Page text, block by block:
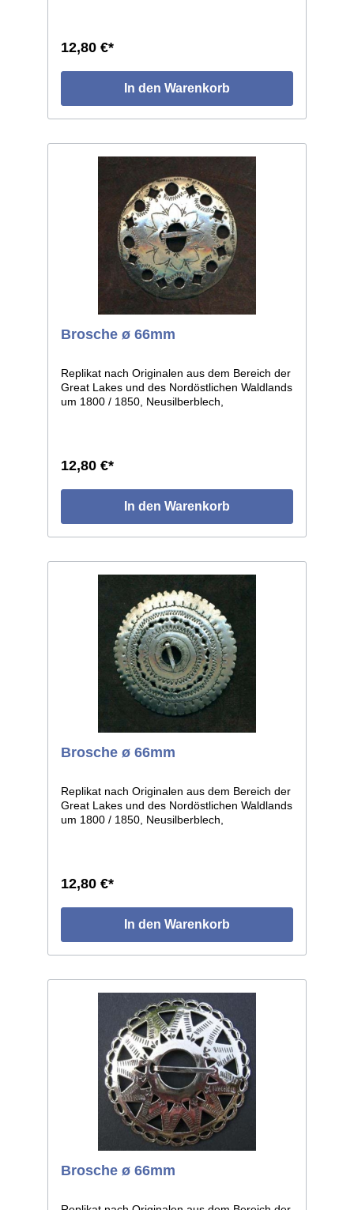
Handarbeit gefertigt. Größe: ø ca.65mm.
12,80 €*
In den Warenkorb
Brosche ø 66mm
Replikat nach Originalen aus dem Bereich der
Great Lakes und des Nordöstlichen Waldlands
um 1800 / 1850, Neusilberblech,
Handarbeit gefertigt. Größe: ø ca.66mm.
12,80 €*
In den Warenkorb
Brosche ø 66mm
Replikat nach Originalen aus dem Bereich der
Great Lakes und des Nordöstlichen Waldlands
um 1800 / 1850, Neusilberblech,
Handarbeit gefertigt. Größe: ø ca.66mm.
12,80 €*
In den Warenkorb
Brosche ø 66mm